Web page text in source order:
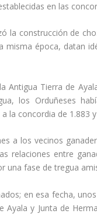
en las
la construcción de
misma época, datan
Antigua Tierra de
los Orduñeses
concordia de 1.883
a los vecinos
relaciones entre
una fase de tregua
en esa fecha,
y Junta de